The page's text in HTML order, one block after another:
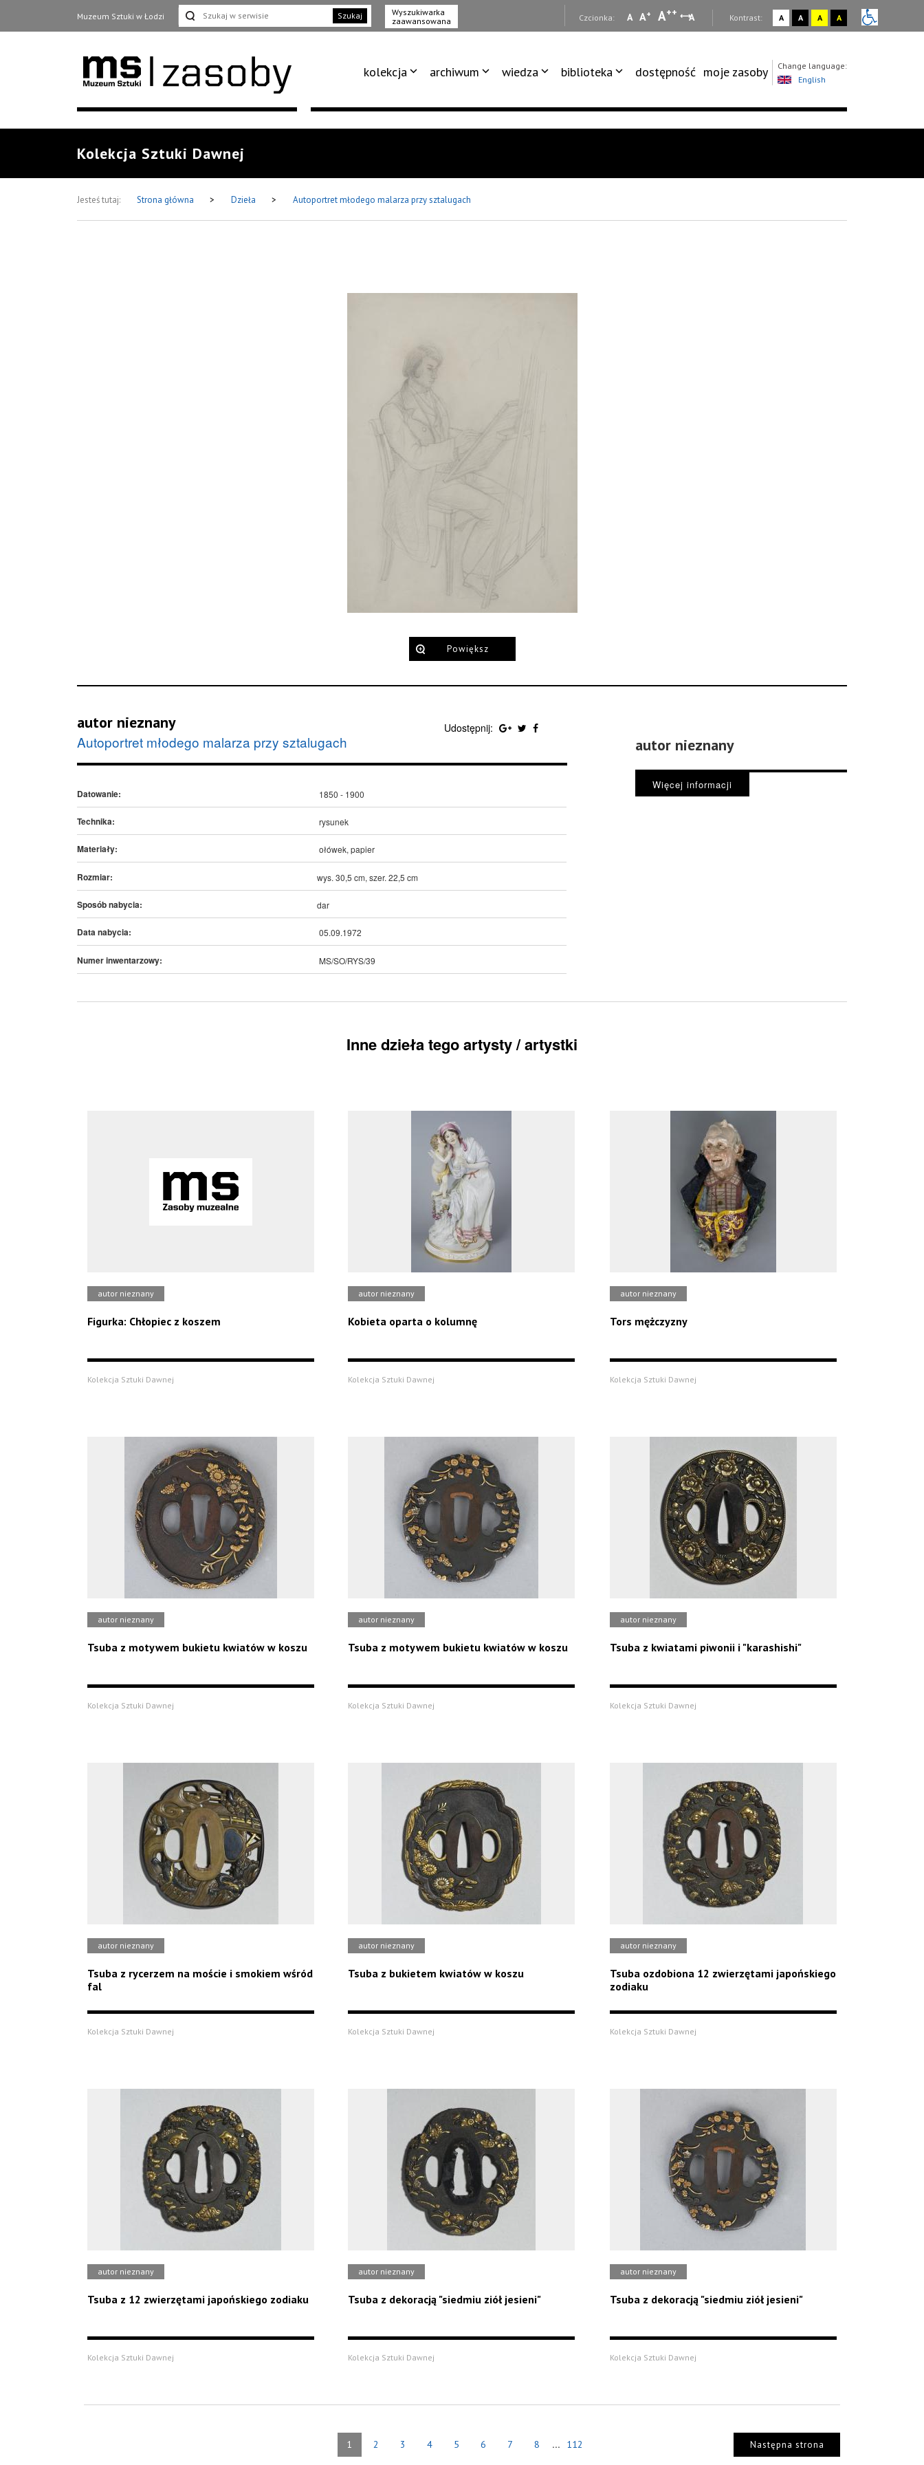
Muzeum Sztuki w Łodzi Szukaj
Wyszukiwarka
zaawansowana
Czcionka: A A+ A++ A Kontrast: A A A A
kolekcja archiwum wiedza biblioteka dostępność moje zasoby
Change language:
English
Kolekcja Sztuki Dawnej
Jesteś tutaj: Strona główna > Dzieła > Autoportret młodego malarza przy sztalugach
Powiększ
autor nieznany
Autoportret młodego malarza przy sztalugach
Udostępnij:
Datowanie: 1850 - 1900
Technika: rysunek
Materiały: ołówek, papier
Rozmiar: wys. 30,5 cm, szer. 22,5 cm
Sposób nabycia: dar
Data nabycia: 05.09.1972
Numer inwentarzowy: MS/SO/RYS/39
autor nieznany
Więcej informacji
Inne dzieła tego artysty / artystki
autor nieznany
Figurka: Chłopiec z koszem
Kolekcja Sztuki Dawnej
autor nieznany
Kobieta oparta o kolumnę
Kolekcja Sztuki Dawnej
autor nieznany
Tors mężczyzny
Kolekcja Sztuki Dawnej
autor nieznany
Tsuba z motywem bukietu kwiatów w koszu
Kolekcja Sztuki Dawnej
autor nieznany
Tsuba z motywem bukietu kwiatów w koszu
Kolekcja Sztuki Dawnej
autor nieznany
Tsuba z kwiatami piwonii i "karashishi"
Kolekcja Sztuki Dawnej
autor nieznany
Tsuba z rycerzem na moście i smokiem wśród
fal
Kolekcja Sztuki Dawnej
autor nieznany
Tsuba z bukietem kwiatów w koszu
Kolekcja Sztuki Dawnej
autor nieznany
Tsuba ozdobiona 12 zwierzętami japońskiego
zodiaku
Kolekcja Sztuki Dawnej
autor nieznany
Tsuba z 12 zwierzętami japońskiego zodiaku
Kolekcja Sztuki Dawnej
autor nieznany
Tsuba z dekoracją "siedmiu ziół jesieni"
Kolekcja Sztuki Dawnej
autor nieznany
Tsuba z dekoracją "siedmiu ziół jesieni"
Kolekcja Sztuki Dawnej
1 2 3 4 5 6 7 8 ... 112 Następna strona